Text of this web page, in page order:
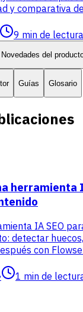
y comparativa
9 min de lectura
Novedades del
Guías Glosario
herramienta
IA SEO
detectar
con
1 min de